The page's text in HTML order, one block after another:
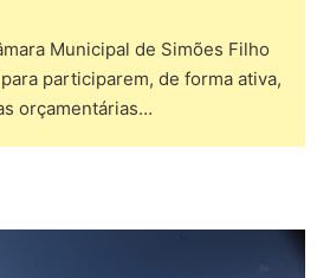
Municipal de Simões Filho
participarem, de forma ativa,
orçamentárias…